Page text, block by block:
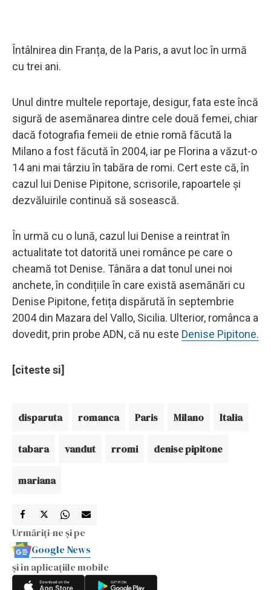
Întâlnirea din Franța, de la Paris, a avut loc în urmă
cu trei ani.
Unul dintre multele reportaje, desigur, fata este încă
sigură de asemănarea dintre cele două femei, chiar
dacă fotografia femeii de etnie romă făcută la
Milano a fost făcută în 2004, iar pe Florina a văzut-o
14 ani mai târziu în tabăra de romi. Cert este că, în
cazul lui Denise Pipitone, scrisorile, rapoartele și
dezvăluirile continuă să sosească.
În urmă cu o lună, cazul lui Denise a reintrat în
actualitate tot datorită unei românce pe care o
cheamă tot Denise. Tânăra a dat tonul unei noi
anchete, în condițiile în care există asemănări cu
Denise Pipitone, fetița dispărută în septembrie
2004 din Mazara del Vallo, Sicilia. Ulterior, românca a
dovedit, prin probe ADN, că nu este Denise Pipitone.
[citeste si]
disparuta romanca Paris Milano Italia
tabara vandut rromi denise pipitone
mariana
Urmăriți-ne și pe
Google News
și în aplicațiile mobile